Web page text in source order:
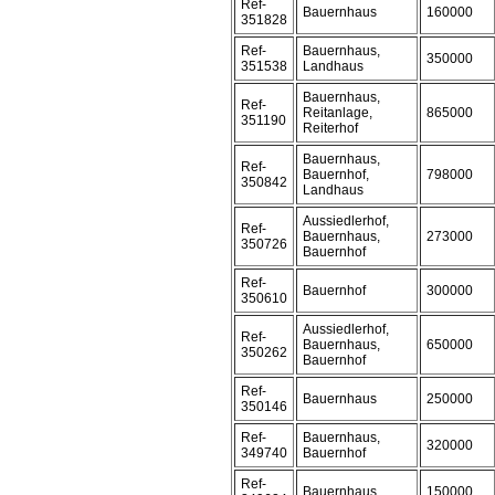
Ref-
351828
Bauernhaus 160000
Ref-
351538
Bauernhaus,
Landhaus
350000
Ref-
351190
Bauernhaus,
Reitanlage,
Reiterhof
865000
Ref-
350842
Bauernhaus,
Bauernhof,
Landhaus
798000
Ref-
350726
Aussiedlerhof,
Bauernhaus,
Bauernhof
273000
Ref-
350610
Bauernhof 300000
Ref-
350262
Aussiedlerhof,
Bauernhaus,
Bauernhof
650000
Ref-
350146
Bauernhaus 250000
Ref-
349740
Bauernhaus,
Bauernhof
320000
Ref-
Bauernhaus 150000